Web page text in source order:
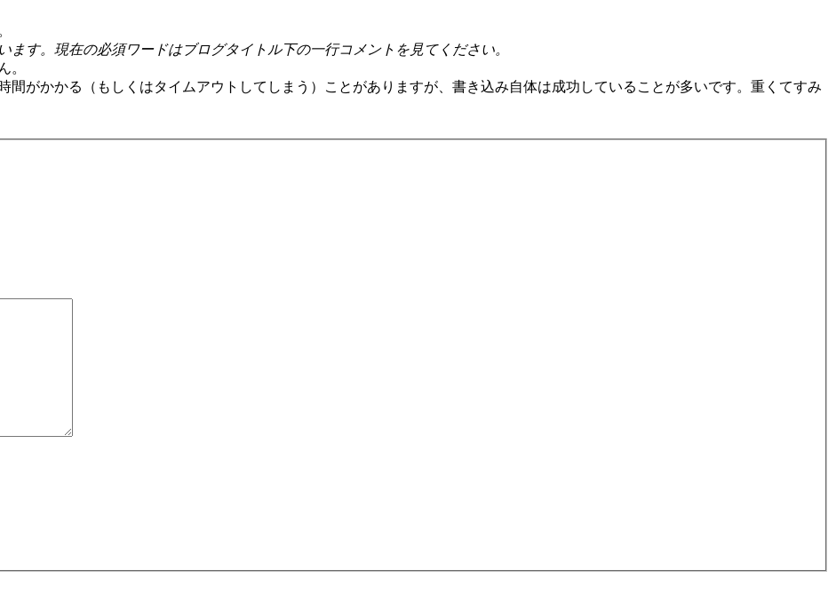
す。現在の必須ワードはブログタイトル下の一行コメントを見てください。
。
間がかかる（もしくはタイムアウトしてしまう）ことがありますが、書き込み自体は成功していることが多いです。重くてすみ